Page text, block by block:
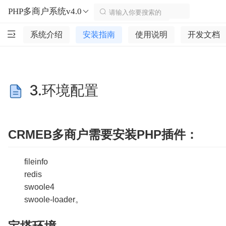
PHP多商户系统v4.0
系统介绍 安装指南 使用说明 开发文档
3.环境配置
CRMEB多商户需要安装PHP插件：
fileinfo
redis
swoole4
swoole-loader。